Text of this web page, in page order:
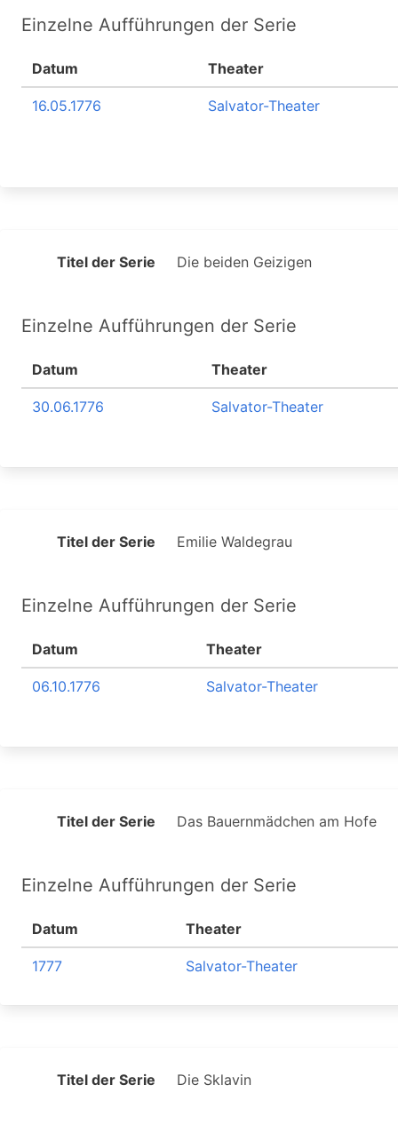
Einzelne Aufführungen der Serie
Datum Theater
16.05.1776 Salvator-Theater
Titel der Serie Die beiden Geizigen
Einzelne Aufführungen der Serie
Datum Theater
30.06.1776 Salvator-Theater
Titel der Serie Emilie Waldegrau
Einzelne Aufführungen der Serie
Datum Theater
06.10.1776 Salvator-Theater
Titel der Serie Das Bauernmädchen am Hofe
Einzelne Aufführungen der Serie
Datum Theater
1777 Salvator-Theater
Titel der Serie Die Sklavin